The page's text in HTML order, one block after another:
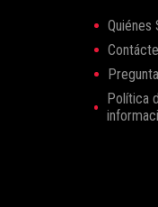
Quiénes
Política